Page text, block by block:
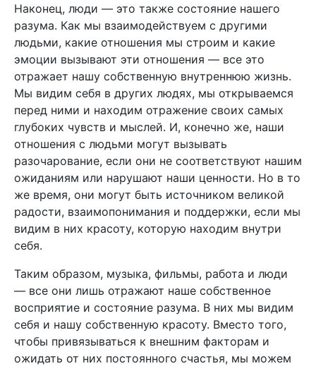
Наконец, люди — это также состояние нашего
разума. Как мы взаимодействуем с другими
людьми, какие отношения мы строим и какие
эмоции вызывают эти отношения — все это
отражает нашу собственную внутреннюю жизнь.
Мы видим себя в других людях, мы открываемся
перед ними и находим отражение своих самых
глубоких чувств и мыслей. И, конечно же, наши
отношения с людьми могут вызывать
разочарование, если они не соответствуют нашим
ожиданиям или нарушают наши ценности. Но в то
же время, они могут быть источником великой
радости, взаимопонимания и поддержки, если мы
видим в них красоту, которую находим внутри
себя.
Таким образом, музыка, фильмы, работа и люди
— все они лишь отражают наше собственное
восприятие и состояние разума. В них мы видим
себя и нашу собственную красоту. Вместо того,
чтобы привязываться к внешним факторам и
ожидать от них постоянного счастья, мы можем